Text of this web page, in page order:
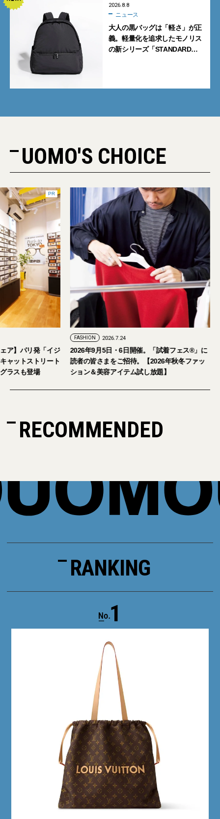
2026.8.8
ニュース
大人の黒バッグは「軽さ」が正
義。軽量化を追求したモノリス
の新シリーズ「STANDARD
UOMO'S CHOICE
PR
ア】パリ発「イジ
ャットストリート
ラスも登場
FASHION 2026.7.24
2026年9月5日・6日開催。「試着フェス®︎」に
読者の皆さまをご招待。【2026年秋冬ファッ
ション＆美容アイテム試し放題】
RECOMMENDED
RANKING
1